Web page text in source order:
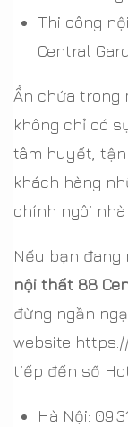
Thi công
Central
Ẩn chứa trong
không chỉ có
tâm huyết,
khách hàng
chính ngôi
Nếu bạn
nội thất 88
đừng ngần
website
tiếp đến số
Hà Nội: